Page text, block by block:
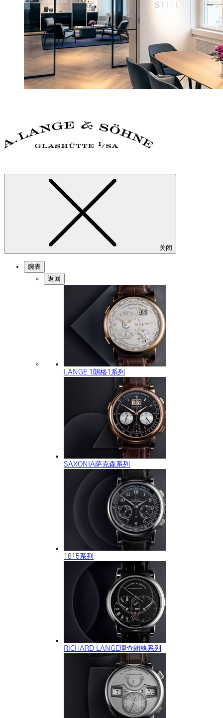
关闭
腕表
返回
LANGE 1朗格1系列
SAXONIA萨克森系列
1815系列
RICHARD LANGE理查朗格系列